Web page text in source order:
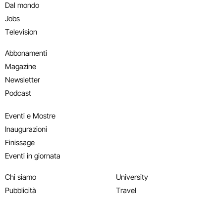
Dal mondo
Jobs
Television
Abbonamenti
Magazine
Newsletter
Podcast
Eventi e Mostre
Inaugurazioni
Finissage
Eventi in giornata
Chi siamo
Pubblicità
University
Travel